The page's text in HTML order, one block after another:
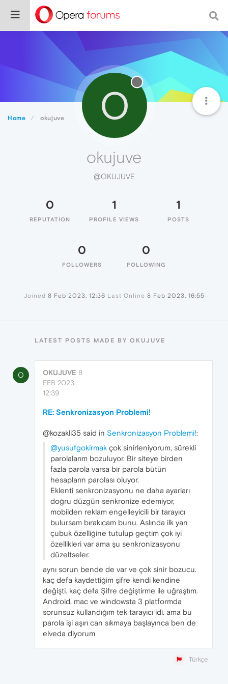
Home okujuve O
okujuve
@OKUJUVE
0
REPUTATION
1
PROFILE VIEWS
1
POSTS
0
FOLLOWERS
0
FOLLOWING
Joined 8 Feb 2023, 12:36 Last Online 8 Feb 2023, 16:55
LATEST POSTS MADE BY OKUJUVE
O OKUJUVE 8
FEB 2023,
12:39
RE: Senkronizasyon Problemi!
@kozakli35 said in Senkronizasyon Problemi!:
@yusufgokirmak çok sinirleniyorum, sürekli
parolalarım bozuluyor. Bir siteye birden
fazla parola varsa bir parola bütün
hesapların parolası oluyor.
Eklenti senkronizasyonu ne daha ayarları
doğru düzgün senkronize edemiyor,
mobilden reklam engelleyicili bir tarayıcı
bulursam bırakıcam bunu. Aslında ilk yan
çubuk özelliğine tutulup geçtim çok iyi
özellikleri var ama şu senkronizasyonu
düzeltseler.
aynı sorun bende de var ve çok sinir bozucu.
kaç defa kaydettiğim şifre kendi kendine
değişti. kaç defa Şifre değiştirme ile uğraştım.
Android, mac ve windowsta 3 platformda
sorunsuz kullandığım tek tarayıcı idi. ama bu
parola işi aşırı can sıkmaya başlayınca ben de
elveda diyorum
Türkçe